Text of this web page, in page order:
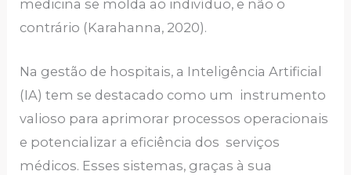
medicina se molda ao indivíduo, e não o
contrário (Karahanna, 2020).
Na gestão de hospitais, a Inteligência Artificial
(IA) tem se destacado como um instrumento
valioso para aprimorar processos operacionais
e potencializar a eficiência dos serviços
médicos. Esses sistemas, graças à sua